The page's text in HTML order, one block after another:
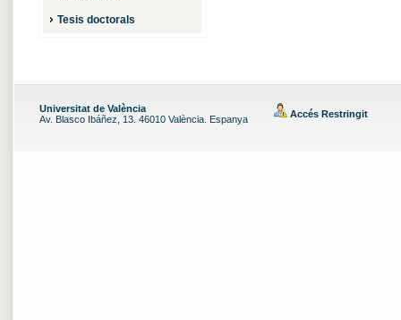
Tesis doctorals
Universitat de València
Av. Blasco Ibáñez, 13. 46010 València. Espanya
Accés Restringit